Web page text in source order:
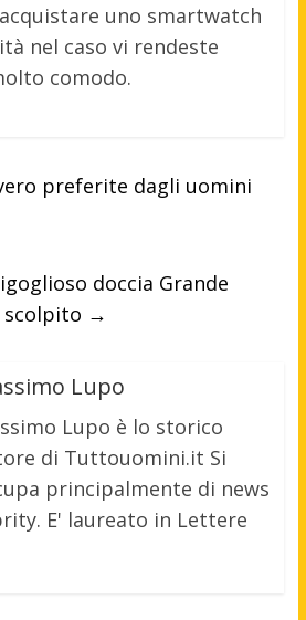
uno smartwatch
nel caso vi rendeste
comodo.
preferite dagli uomini
doccia Grande
scolpito →
Lupo
Lupo è lo storico
di Tuttouomini.it Si
principalmente di news
E' laureato in Lettere